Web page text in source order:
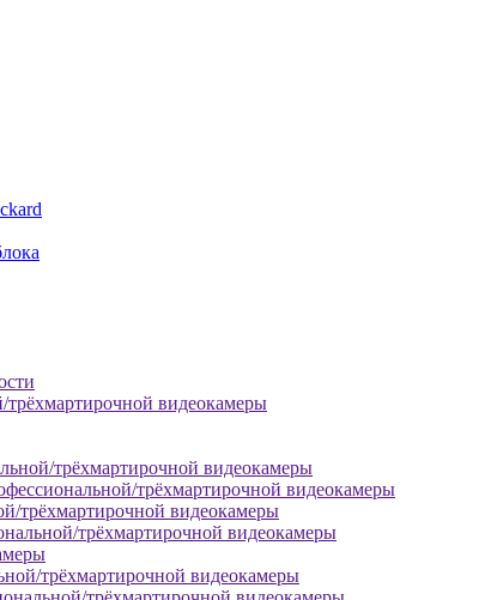
трёхмартирочной видеокамеры
трёхмартирочной видеокамеры
трёхмартирочной видеокамеры
трёхмартирочной видеокамеры
трёхмартирочной видеокамеры
трёхмартирочной видеокамеры